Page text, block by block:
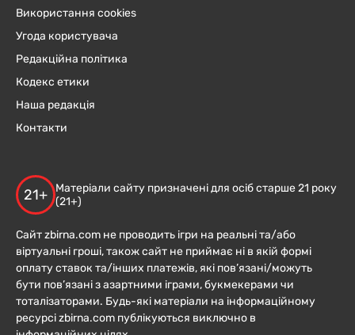
Використання cookies
Угода користувача
Редакційна політика
Кодекс етики
Наша редакція
Контакти
21+
Матеріали сайту призначені для осіб старше 21 року
(21+)
Сайт zbirna.com не проводить ігри на реальні та/або
віртуальні гроші, також сайт не приймає ні в якій формі
оплату ставок та/інших платежів, які пов’язані/можуть
бути пов’язані з азартними іграми, букмекерами чи
тоталізаторами. Будь-які матеріали на інформаційному
ресурсі zbirna.com публікуються виключно в